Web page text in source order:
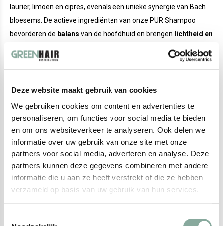
Deze website maakt gebruik van cookies
We gebruiken cookies om content en advertenties te
personaliseren, om functies voor social media te bieden
en om ons websiteverkeer te analyseren. Ook delen we
informatie over uw gebruik van onze site met onze
partners voor social media, adverteren en analyse. Deze
partners kunnen deze gegevens combineren met andere
informatie die u aan ze heeft verstrekt of die ze hebben
verzameld op basis van uw gebruik van hun services.
laurier, limoen en cipres, evenals een unieke synergie van Bach
bloesems. De actieve ingrediënten van onze PUR Shampoo
bevorderen de balans van de hoofdhuid en brengen lichtheid en
Gebruik:
Schud het product voor elk gebruik van boven naar
benedenom de ingrediënten goed te mengen
Bevochtig je haar
Verzamel een beetjePUR Shampoo in de palm van je
Verdeel over de hoofdhuid,
voeg wat extra water toe
en was de hoofdhuid en het haar
Spoel grondigen herhaal de handeling een tweede keer